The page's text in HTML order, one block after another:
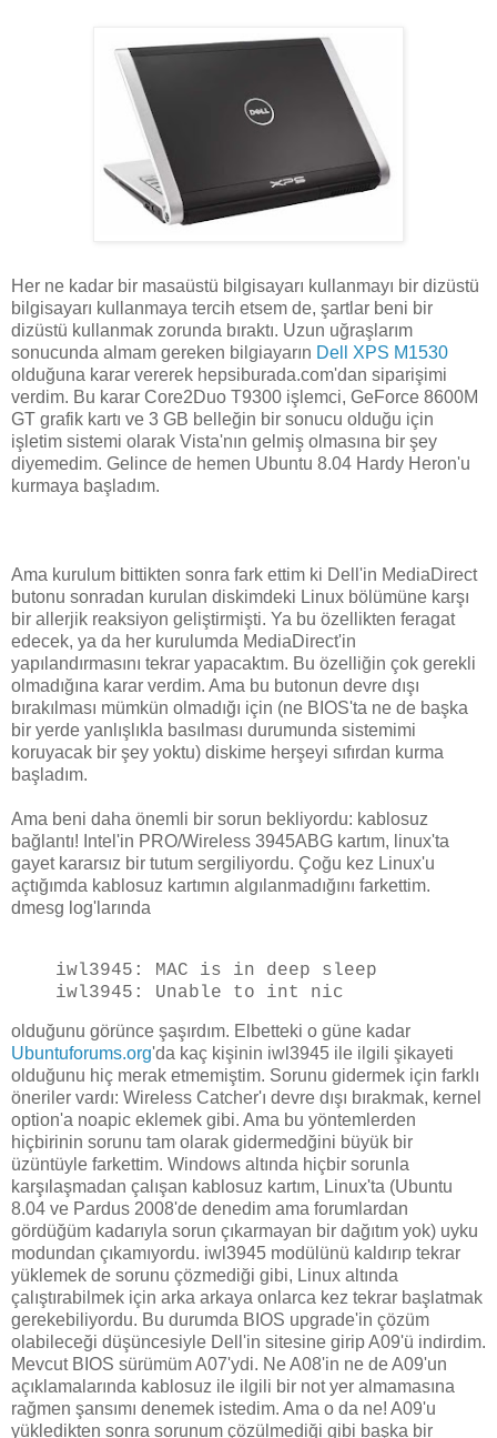
Her ne kadar bir masaüstü bilgisayarı kullanmayı bir dizüstü
bilgisayarı kullanmaya tercih etsem de, şartlar beni bir
dizüstü kullanmak zorunda bıraktı. Uzun uğraşlarım
sonucunda almam gereken bilgiayarın Dell XPS M1530
olduğuna karar vererek hepsiburada.com'dan siparişimi
verdim. Bu karar Core2Duo T9300 işlemci, GeForce 8600M
GT grafik kartı ve 3 GB belleğin bir sonucu olduğu için
işletim sistemi olarak Vista'nın gelmiş olmasına bir şey
diyemedim. Gelince de hemen Ubuntu 8.04 Hardy Heron'u
kurmaya başladım.
Ama kurulum bittikten sonra fark ettim ki Dell'in MediaDirect
butonu sonradan kurulan diskimdeki Linux bölümüne karşı
bir allerjik reaksiyon geliştirmişti. Ya bu özellikten feragat
edecek, ya da her kurulumda MediaDirect'in
yapılandırmasını tekrar yapacaktım. Bu özelliğin çok gerekli
olmadığına karar verdim. Ama bu butonun devre dışı
bırakılması mümkün olmadığı için (ne BIOS'ta ne de başka
bir yerde yanlışlıkla basılması durumunda sistemimi
koruyacak bir şey yoktu) diskime herşeyi sıfırdan kurma
başladım.
Ama beni daha önemli bir sorun bekliyordu: kablosuz
bağlantı! Intel'in PRO/Wireless 3945ABG kartım, linux'ta
gayet kararsız bir tutum sergiliyordu. Çoğu kez Linux'u
açtığımda kablosuz kartımın algılanmadığını farkettim.
dmesg log'larında
iwl3945: MAC is in deep sleep
iwl3945: Unable to int nic
olduğunu görünce şaşırdım. Elbetteki o güne kadar
Ubuntuforums.org'da kaç kişinin iwl3945 ile ilgili şikayeti
olduğunu hiç merak etmemiştim. Sorunu gidermek için farklı
öneriler vardı: Wireless Catcher'ı devre dışı bırakmak, kernel
option'a noapic eklemek gibi. Ama bu yöntemlerden
hiçbirinin sorunu tam olarak gidermedğini büyük bir
üzüntüyle farkettim. Windows altında hiçbir sorunla
karşılaşmadan çalışan kablosuz kartım, Linux'ta (Ubuntu
8.04 ve Pardus 2008'de denedim ama forumlardan
gördüğüm kadarıyla sorun çıkarmayan bir dağıtım yok) uyku
modundan çıkamıyordu. iwl3945 modülünü kaldırıp tekrar
yüklemek de sorunu çözmediği gibi, Linux altında
çalıştırabilmek için arka arkaya onlarca kez tekrar başlatmak
gerekebiliyordu. Bu durumda BIOS upgrade'in çözüm
olabileceği düşüncesiyle Dell'in sitesine girip A09'ü indirdim.
Mevcut BIOS sürümüm A07'ydi. Ne A08'in ne de A09'un
açıklamalarında kablosuz ile ilgili bir not yer almamasına
rağmen şansımı denemek istedim. Ama o da ne! A09'u
yükledikten sonra sorunum çözülmediği gibi başka bir